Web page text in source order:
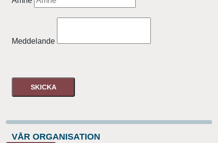
Meddelande
SKICKA
VÅR ORGANISATION